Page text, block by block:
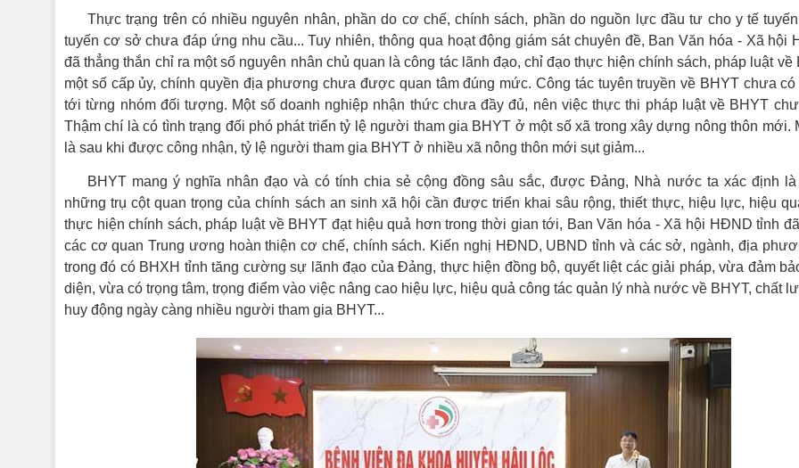
Thực trạng trên có nhiều nguyên nhân, phần do cơ chế, chính sách, phần do nguồn lực đầu tư cho y tế
tuyến cơ sở chưa đáp ứng nhu cầu... Tuy nhiên, thông qua hoạt động giám sát chuyên đề, Ban Văn hóa - Xã hội
đã thẳng thắn chỉ ra một số nguyên nhân chủ quan là công tác lãnh đạo, chỉ đạo thực hiện chính sách, pháp luật về
một số cấp ủy, chính quyền địa phương chưa được quan tâm đúng mức. Công tác tuyên truyền về BHYT chưa có
tới từng nhóm đối tượng. Một số doanh nghiệp nhận thức chưa đầy đủ, nên việc thực thi pháp luật về BHYT
Thậm chí là có tình trạng đối phó phát triển tỷ lệ người tham gia BHYT ở một số xã trong xây dựng nông thôn mới.
là sau khi được công nhận, tỷ lệ người tham gia BHYT ở nhiều xã nông thôn mới sụt giảm...
BHYT mang ý nghĩa nhân đạo và có tính chia sẻ cộng đồng sâu sắc, được Đảng, Nhà nước ta xác định là
những trụ cột quan trọng của chính sách an sinh xã hội cần được triển khai sâu rộng, thiết thực, hiệu lực, hiệu
thực hiện chính sách, pháp luật về BHYT đạt hiệu quả hơn trong thời gian tới, Ban Văn hóa - Xã hội HĐND tỉnh
các cơ quan Trung ương hoàn thiện cơ chế, chính sách. Kiến nghị HĐND, UBND tỉnh và các sở, ngành, địa
trong đó có BHXH tỉnh tăng cường sự lãnh đạo của Đảng, thực hiện đồng bộ, quyết liệt các giải pháp, vừa đảm
diện, vừa có trọng tâm, trọng điểm vào việc nâng cao hiệu lực, hiệu quả công tác quản lý nhà nước về BHYT, chất
huy động ngày càng nhiều người tham gia BHYT...